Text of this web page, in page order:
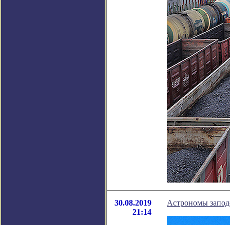
30.08.2019
21:14
Астрономы